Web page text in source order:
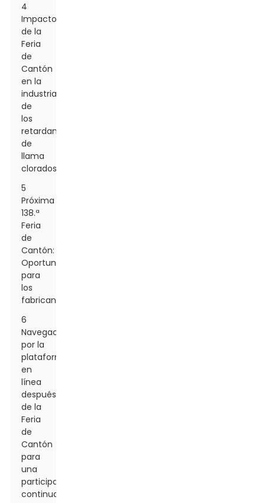
4
Impacto
de la
Feria
de
Cantón
en la
industria
de
los
retardantes
de
llama
clorados
5
Próxima
138.ª
Feria
de
Cantón:
Oportunidades
para
los
fabricantes
6
Navegación
por la
plataforma
en
línea
después
de la
Feria
de
Cantón
para
una
participación
continua